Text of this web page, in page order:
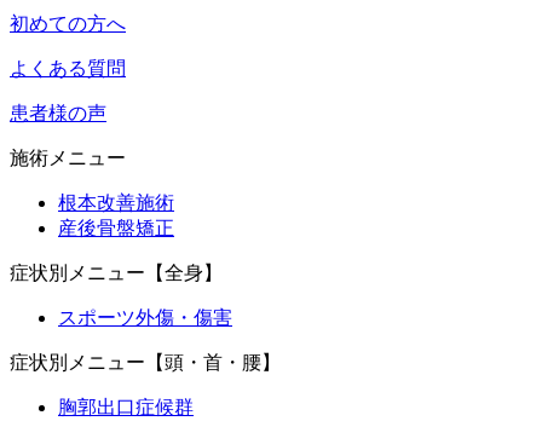
初めての方へ
よくある質問
患者様の声
施術メニュー
根本改善施術
産後骨盤矯正
症状別メニュー【全身】
スポーツ外傷・傷害
症状別メニュー【頭・首・腰】
胸郭出口症候群